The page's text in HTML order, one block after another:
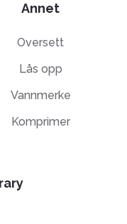
Annet
Oversett
Lås opp
Vannmerke
Komprimer